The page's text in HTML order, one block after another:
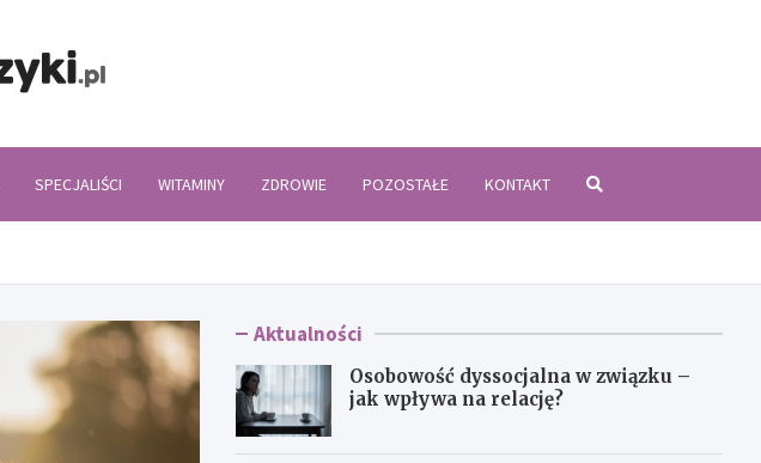
SPECJALIŚCI WITAMINY ZDROWIE POZOSTAŁE KONTAKT
Aktualności
Osobowość dyssocjalna w związku –
jak wpływa na relację?